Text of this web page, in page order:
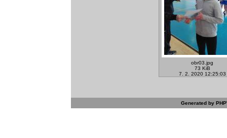
obr03.jpg
73 KiB
7. 2. 2020 12:25:03
Generated by